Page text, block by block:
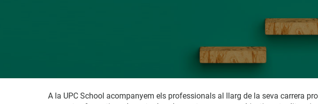
A la UPC School acompanyem els professionals al llarg de la seva carrera